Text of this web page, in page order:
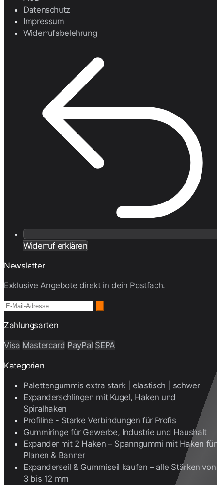
Datenschutz
Impressum
Widerrufsbelehrung
Widerruf erklären
Newsletter
Exklusive Angebote direkt in dein Postfach.
Zahlungsarten
Visa Mastercard PayPal SEPA
Kategorien
Palettengummis extra stark | elastisch | schwer
Expanderschlingen mit Kugel, Haken und
Spiralhaken
Profiline - Starke Verbindungen für Profis
Gummiringe für Gewerbe, Industrie und Haushalt
Expander mit 2 Haken – Spanngummi mit Haken für
Planen & Banner
Expanderseil & Gummiseil kaufen – alle Stärken von
3 bis 12 mm